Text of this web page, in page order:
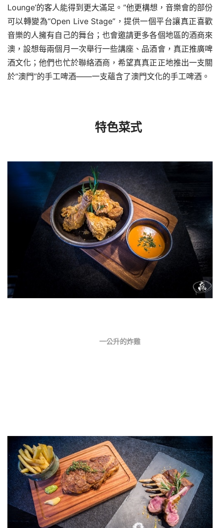
Lounge’的客人能得到更大滿足。”他更構想，音樂會的部份
可以轉變為“Open Live Stage”，提供一個平台讓真正喜歡
音樂的人擁有自己的舞台；也會邀請更多各個地區的酒商來
澳，設想每兩個月一次舉行一些講座、品酒會，真正推廣啤
酒文化；他們也忙於聯絡酒商，希望真真正正地推出一支關
於“澳門”的手工啤酒——一支蘊含了澳門文化的手工啤酒。
特色菜式
一公升的炸雞